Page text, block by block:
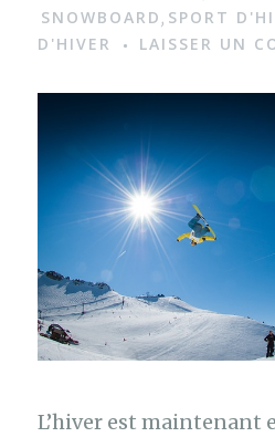
g
e
SNOWBOARD, SPORT
D'HIVER
LAISSER UN
L’hiver est maintenant